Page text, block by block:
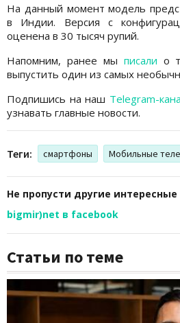
На данный момент модель
в Индии. Версия с
оценена в 30 тысяч рупий.
Напомним, ранее мы писали о
выпустить один из самых
Подпишись на наш Telegram-
узнавать главные новости.
Теги: смартфоны Мобильные
Не пропусти другие
bigmir)net в facebook
Статьи по теме